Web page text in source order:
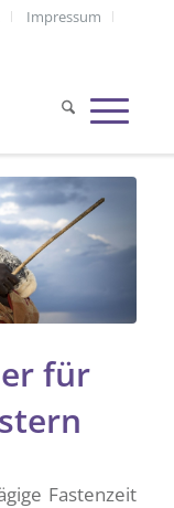
Impressum
für
Fastenzeit